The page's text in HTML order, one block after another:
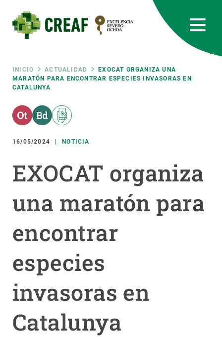
contenido
principal
Ruta
de
navegación
INICIO ACTUALIDAD
EXOCAT ORGANIZA UNA
MARATÓN PARA ENCONTRAR ESPECIES INVASORAS EN
CATALUNYA
16/05/2024 NOTICIA
EXOCAT organiza
una maratón para
encontrar
especies
invasoras en
Catalunya
RRSS
Featured
responsive
Responsive
menu
INVESTIGACIÓN
CIENCIA EN ACCIÓN
NOTICIAS Y AGENDA